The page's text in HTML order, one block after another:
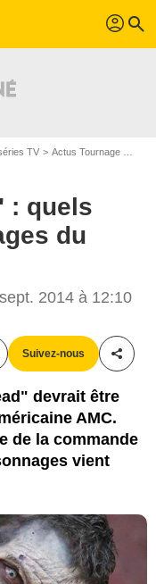
profil search
TV Actus Tournage Séries TV
: quels
du
2014 à 12:10
Suivez-nous
devrait être
AMC.
de la commande
vient